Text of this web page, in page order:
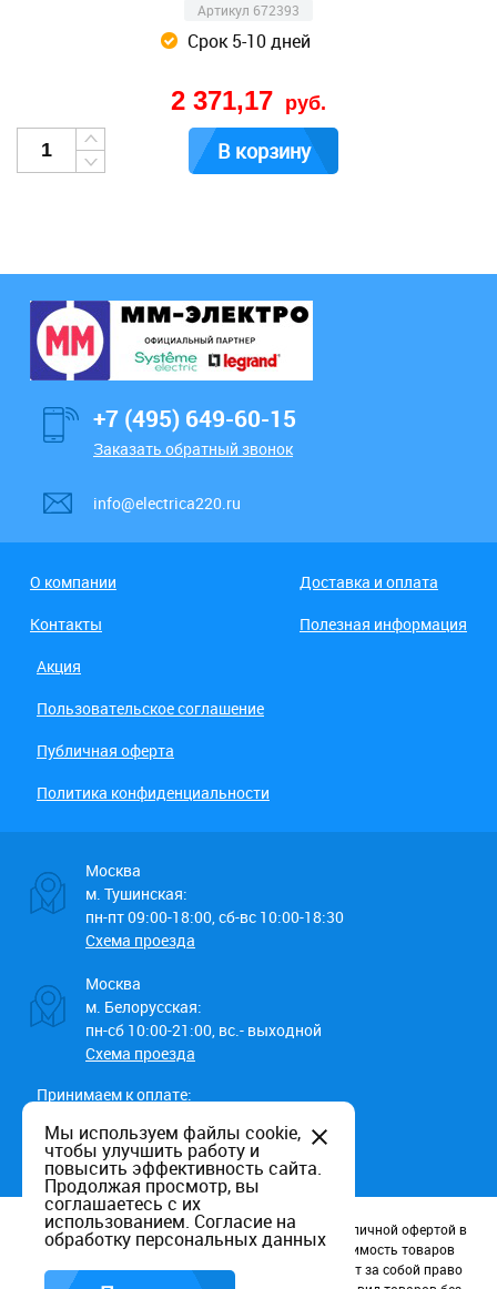
Артикул 672393
Срок 5-10 дней
2 371,17 руб.
В корзину
+7 (495) 649-60-15
Заказать обратный звонок
info@electrica220.ru
О компании
Доставка и оплата
Контакты
Полезная информация
Акция
Пользовательское соглашение
Публичная оферта
Политика конфиденциальности
Москва
м. Тушинская:
пн-пт 09:00-18:00, сб-вс 10:00-18:30
Схема проезда
Москва
м. Белорусская:
пн-сб 10:00-21:00, вс.- выходной
Схема проезда
Принимаем к оплате:
Данный информационный ресурс не является публичной офертой в
соотв. со статьей 437 (п.2) ГК РФ. Наличие и стоимость товаров
уточняйте по телефону. Производители оставляют за собой право
Мы используем файлы cookie,
чтобы улучшить работу и
повысить эффективность сайта.
Продолжая просмотр, вы
соглашаетесь с их
использованием. Согласие на
обработку персональных данных